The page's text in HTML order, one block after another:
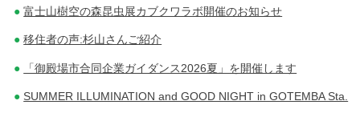
シ
ョ
ン
富士山樹空の森昆虫展カブクワラボ開催のお知らせ
移住者の声:杉山さんご紹介
「御殿場市合同企業ガイダンス2026夏」を開催します
SUMMER ILLUMINATION and GOOD NIGHT in GOTEMBA Sta.